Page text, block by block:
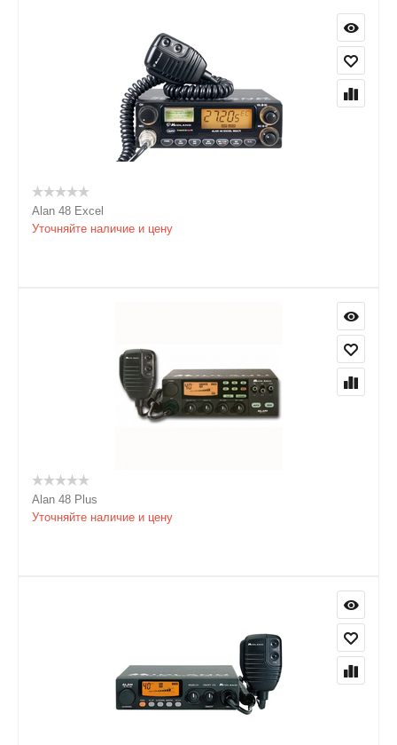
Alan 48 Excel
Уточняйте наличие и цену
Alan 48 Plus
Уточняйте наличие и цену